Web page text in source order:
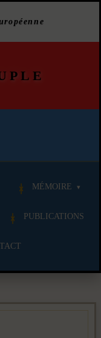
MÉMOIRE
PUBLICATIONS